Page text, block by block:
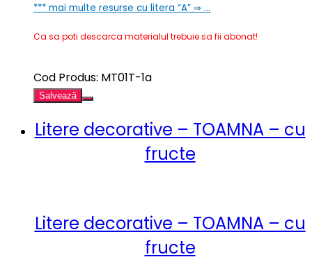
*** mai multe resurse cu litera “A” ⇒ …
Ca sa poti descarca materialul trebuie sa fii abonat!
Cod Produs: MT01T-1a
Salvează
Litere decorative – TOAMNA – cu
fructe
Litere decorative – TOAMNA – cu
fructe